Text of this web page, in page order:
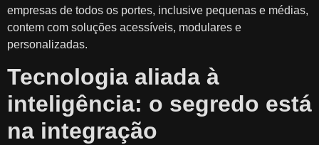
empresas de todos os portes, inclusive pequenas e médias,
contem com soluções acessíveis, modulares e
personalizadas.
Tecnologia aliada à
inteligência: o segredo está
na integração